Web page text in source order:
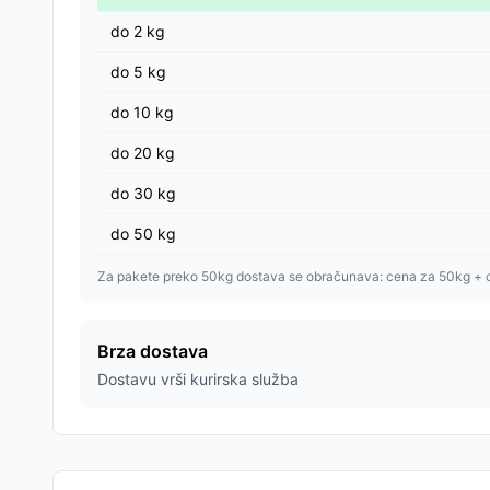
do 2 kg
do 5 kg
do 10 kg
do 20 kg
do 30 kg
do 50 kg
Za pakete preko 50kg dostava se obračunava: cena za 50kg +
Brza dostava
Dostavu vrši kurirska služba